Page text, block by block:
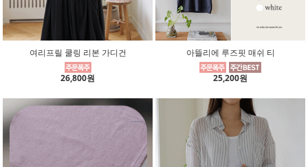
여리프릴 쿨링 리본 가디건
26,800원
아뜰리에 루즈핏 매쉬 티
25,200원